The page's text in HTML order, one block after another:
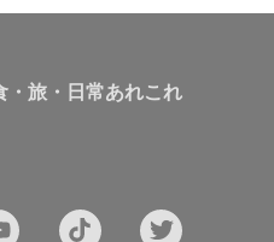
・旅・日常あれこれ